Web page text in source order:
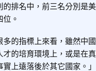
的排名中，前三名分別是
。
多的指標上來看，雖然中
才的培育環境上，或是在
實上遠落後於其它國家。」